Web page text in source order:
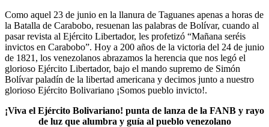
Como aquel 23 de junio en la llanura de Taguanes apenas a horas de
la Batalla de Carabobo, resuenan las palabras de Bolívar, cuando al
pasar revista al Ejército Libertador, les profetizó “Mañana seréis
invictos en Carabobo”. Hoy a 200 años de la victoria del 24 de junio
de 1821, los venezolanos abrazamos la herencia que nos legó el
glorioso Ejército Libertador, bajo el mando supremo de Simón
Bolívar paladín de la libertad americana y decimos junto a nuestro
glorioso Ejército Bolivariano ¡Somos pueblo invicto!.
¡Viva el Ejército Bolivariano! punta de lanza de la FANB y rayo
de luz que alumbra y guía al pueblo venezolano